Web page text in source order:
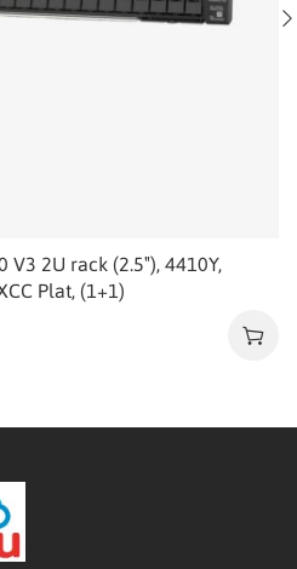
V3 2U rack (2.5″), 4410Y,
Plat, (1+1)